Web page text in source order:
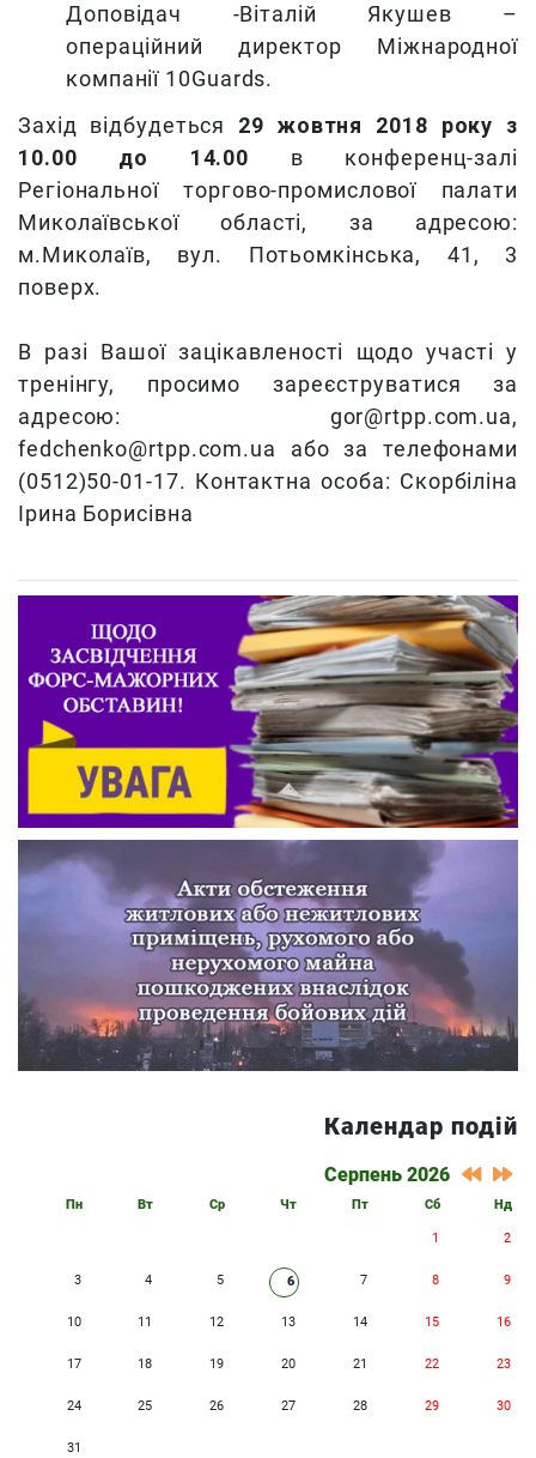
Доповідач -Віталій Якушев –
операційний директор Міжнародної
компанії 10Guards.
Захід відбудеться 29 жовтня 2018 року з
10.00 до 14.00 в конференц-залі
Регіональної торгово-промислової палати
Миколаївської області, за адресою:
м.Миколаїв, вул. Потьомкінська, 41, 3
поверх.
В разі Вашої зацікавленості щодо участі у
тренінгу, просимо зареєструватися за
адресою: gor@rtpp.com.ua,
fedchenko@rtpp.com.ua або за телефонами
(0512)50-01-17. Контактна особа: Скорбіліна
Ірина Борисівна
Календар подій
Серпень 2026
Пн Вт Ср Чт Пт Сб Нд
1 2
3 4 5 6 7 8 9
10 11 12 13 14 15 16
17 18 19 20 21 22 23
24 25 26 27 28 29 30
31